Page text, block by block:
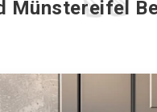
Münstereifel